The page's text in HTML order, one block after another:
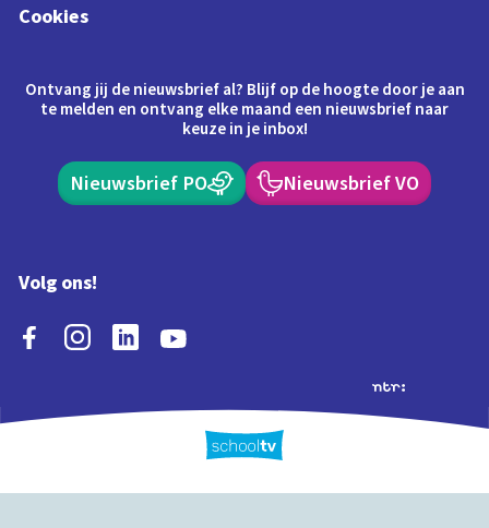
Cookies
Ontvang jij de nieuwsbrief al? Blijf op de hoogte door je aan
te melden en ontvang elke maand een nieuwsbrief naar
keuze in je inbox!
Nieuwsbrief PO Nieuwsbrief VO
Volg ons!